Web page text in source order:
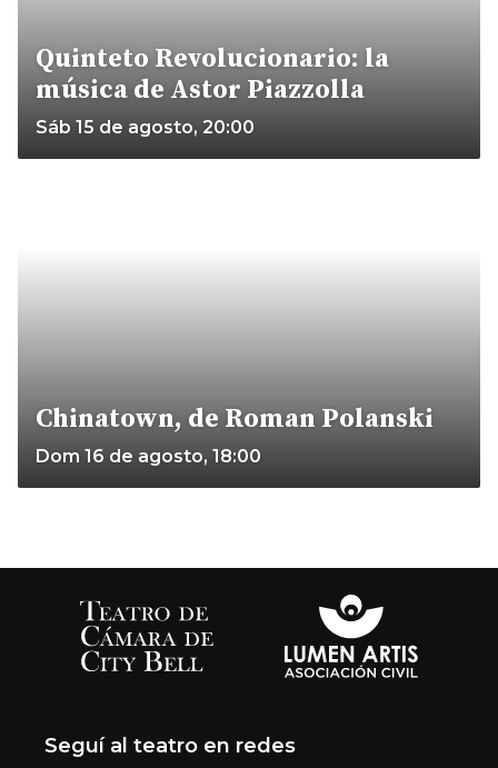
Quinteto Revolucionario: la
música de Astor Piazzolla
Sáb 15 de agosto, 20:00
Chinatown, de Roman Polanski
Dom 16 de agosto, 18:00
Seguí al teatro en redes